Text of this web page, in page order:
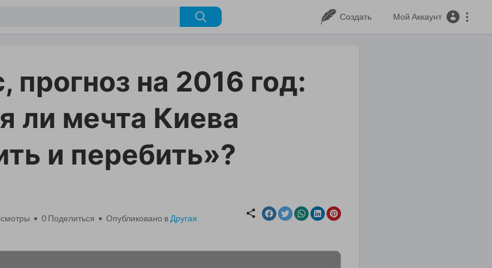
Создать Мой Аккаунт
прогноз на 2016 год:
ли мечта Киева
и перебить»?
• 0 Поделиться • Опубликовано в Другая